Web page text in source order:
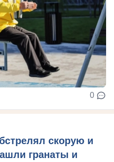
0
скорую и
гранаты и